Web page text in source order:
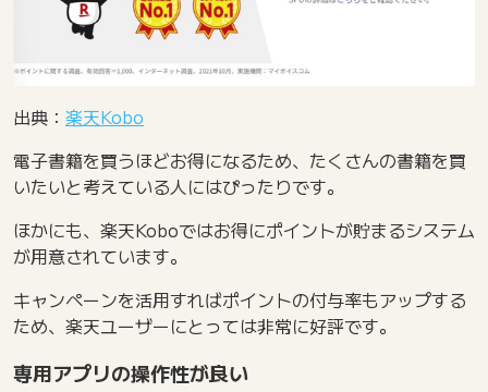
出典： 楽天Kobo
電子書籍を買うほどお得になるため、たくさんの書籍を買
いたいと考えている人にはぴったりです。
ほかにも、楽天Koboではお得にポイントが貯まるシステム
が用意されています。
キャンペーンを活用すればポイントの付与率もアップする
ため、楽天ユーザーにとっては非常に好評です。
専用アプリの操作性が良い